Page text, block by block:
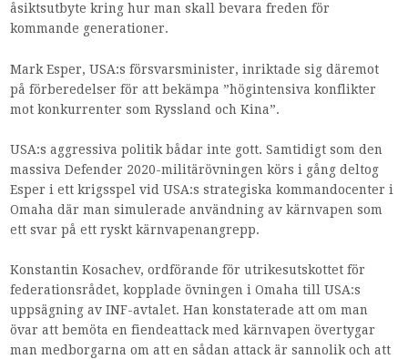
åsiktsutbyte kring hur man skall bevara freden för
kommande generationer.
Mark Esper, USA:s försvarsminister, inriktade sig däremot
på förberedelser för att bekämpa ”högintensiva konflikter
mot konkurrenter som Ryssland och Kina”.
USA:s aggressiva politik bådar inte gott. Samtidigt som den
massiva Defender 2020-militärövningen körs i gång deltog
Esper i ett krigsspel vid USA:s strategiska kommandocenter i
Omaha där man simulerade användning av kärnvapen som
ett svar på ett ryskt kärnvapenangrepp.
Konstantin Kosachev, ordförande för utrikesutskottet för
federationsrådet, kopplade övningen i Omaha till USA:s
uppsägning av INF-avtalet. Han konstaterade att om man
övar att bemöta en fiendeattack med kärnvapen övertygar
man medborgarna om att en sådan attack är sannolik och att